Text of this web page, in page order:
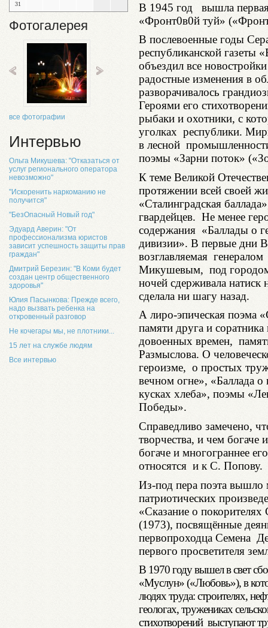
31
Фотогалерея
все фотографии
Интервью
Ольга Микушева: "Отказаться от
услуг регионального оператора
невозможно"
"Искоренить наркоманию не
получится"
"БезОпасный Новый год"
Эдуард Аверин: "От
профессионализма юристов
зависит успешность защиты прав
граждан"
Дмитрий Березин: "В Коми будет
создан центр общественного
здоровья"
Юлия Пасынкова: Прежде всего,
надо вызвать ребенка на
откровенный разговор
Не кочегары мы, не плотники...
15 лет на службе людям
Все интервью
В 1945 год вышла первая
«Фронт0в0й туй»
В послевоенные годы
республиканской газеты
объездил все
радостные изменения в
разворачивалось
Героями его
рыбаки и охотники, с
уголках республики.
в лесной
поэмы «Зарни поток»
К теме Великой
протяжении всей своей
«Сталинградская
гвардейцев. Не менее
содержания «Баллады о
дивизии». В первые дни
возглавляемая
Микушевым, под городом
ночей сдерживала
сделала ни шагу назад.
А лиро-эпическая поэма
памяти друга и
довоенных времен,
Размыслова. О
героизме, о простых
вечном огне», «Баллада
кусках хлеба», поэмы
Победы».
Справедливо замечено,
творчества, и чем богаче
богаче и многограннее
относятся и к С. Попову.
Из-под пера поэта вышло
патриотических
«Сказание о
(1973), посвящённые
первопроходца Семена
первого просветителя
В 1970 году вышел в свет
«Муслун» («Любовь»), в
людях труда: строителях,
геологах, тружениках
стихотворений выступают